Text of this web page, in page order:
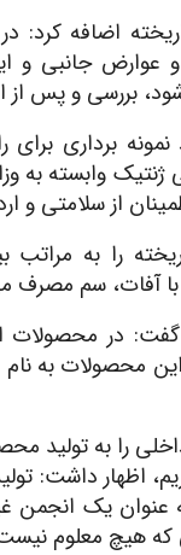
اضافه کرد:
عوارض جانبی و
بررسی و پس
برداری برای
وابسته به
از سلامتی و
را به مراتب
با آفات، سم
در محصولات
به نام
داخلی را به
اظهار داشت:
عنوان یک انجمن
هیچ معلوم